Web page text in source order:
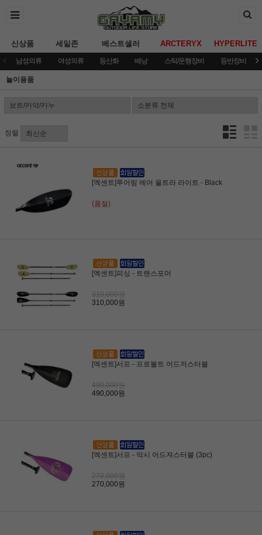
신상품 세일존 베스트셀러 ARCTERYX HYPERLITE
남성의류 여성의류 등산화 배낭 스틱/운행장비 등반장비
놀이용품
정렬
[엑센트]투어링 에어 울트라 라이트 - Black
(품절)
[엑센트]피싱 - 트랜스포머
310,000원
310,000원
[엑센트]서프 - 프로볼트 어드저스터블
490,000원
490,000원
[엑센트]서프 - 막시 어드져스터블 (3pc)
270,000원
270,000원